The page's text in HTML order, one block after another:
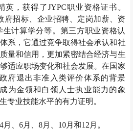
英，获得了JYPC职业资格证书。
府招标、企业招聘、定岗加薪、资
计算学分等。第三方职业资格认
系，它通过竞争取得社会承认和社
量和信用，更加紧密结合经济与生
适应职场变化和社会发展。在国家
府退出非准入类评价体系的背景
为金领和白领人士执业能力的象
专业技能水平的有力证明。
4月、6月、8月、 10月和12 月。